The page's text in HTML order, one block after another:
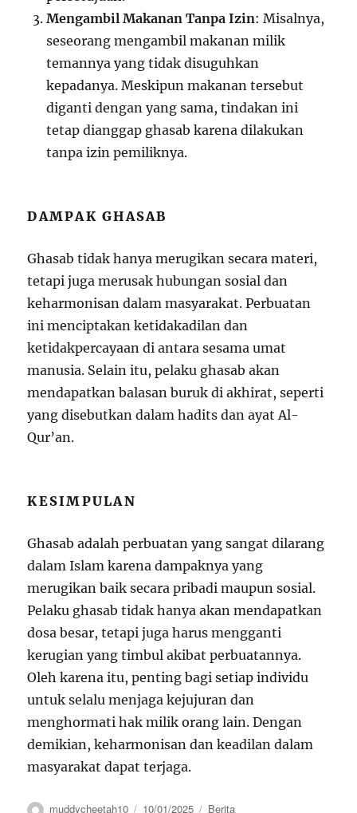
Mengambil Makanan Tanpa Izin: Misalnya,
seseorang mengambil makanan milik
temannya yang tidak disuguhkan
kepadanya. Meskipun makanan tersebut
diganti dengan yang sama, tindakan ini
tetap dianggap ghasab karena dilakukan
tanpa izin pemiliknya.
DAMPAK GHASAB
Ghasab tidak hanya merugikan secara materi,
tetapi juga merusak hubungan sosial dan
keharmonisan dalam masyarakat. Perbuatan
ini menciptakan ketidakadilan dan
ketidakpercayaan di antara sesama umat
manusia. Selain itu, pelaku ghasab akan
mendapatkan balasan buruk di akhirat, seperti
yang disebutkan dalam hadits dan ayat Al-
Qur’an.
KESIMPULAN
Ghasab adalah perbuatan yang sangat dilarang
dalam Islam karena dampaknya yang
merugikan baik secara pribadi maupun sosial.
Pelaku ghasab tidak hanya akan mendapatkan
dosa besar, tetapi juga harus mengganti
kerugian yang timbul akibat perbuatannya.
Oleh karena itu, penting bagi setiap individu
untuk selalu menjaga kejujuran dan
menghormati hak milik orang lain. Dengan
demikian, keharmonisan dan keadilan dalam
masyarakat dapat terjaga.
Author
muddycheetah10
Posted
10/01/2025 Categories
Berita